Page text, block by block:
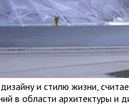
и стилю жизни,
в области архитектуры и